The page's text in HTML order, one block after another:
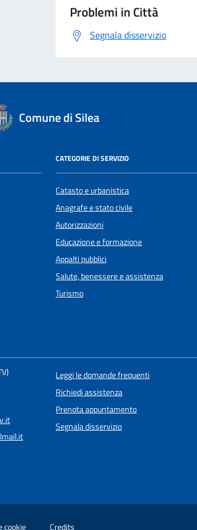
Problemi in Città
Segnala disservizio
Comune di Silea
CATEGORIE DI SERVIZIO
Catasto e urbanistica
Anagrafe e stato civile
Autorizzazioni
Educazione e formazione
Appalti pubblici
Salute, benessere e assistenza
Turismo
Leggi le domande frequenti
Richiedi assistenza
Prenota appuntamento
Segnala disservizio
cookie Credits